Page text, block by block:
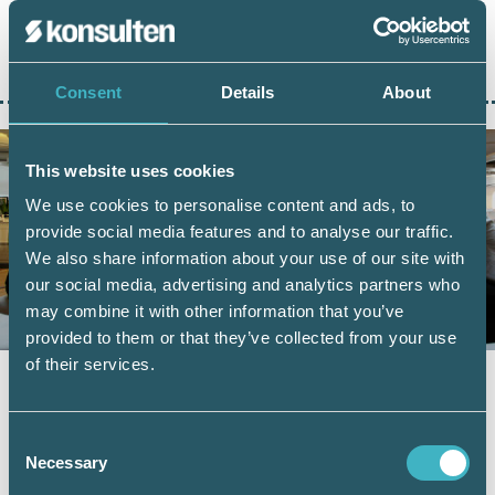
Consent Details About
This website uses cookies
We use cookies to personalise content and ads, to
provide social media features and to analyse our traffic.
We also share information about your use of our site with
our social media, advertising and analytics partners who
may combine it with other information that you’ve
provided to them or that they’ve collected from your use
of their services.
Selection
Necessary
LÄS HELA ARTIKELN
BRANSCHAKTUELLT
Allt fler auktoriserade under
Allt fler väljer att ta steget till Auktoriserad